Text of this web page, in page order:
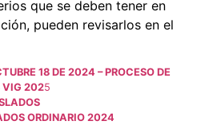
que se deben tener en
pueden revisarlos en el
18 DE 2024 – PROCESO DE
VIG 2025
ORDINARIO 2024